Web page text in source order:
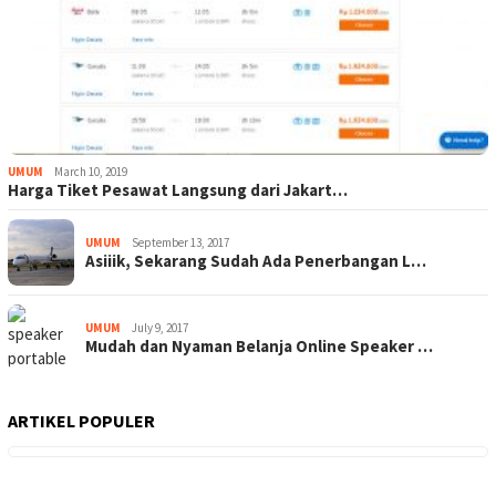
UMUM March 10, 2019
Harga Tiket Pesawat Langsung dari Jakart…
UMUM September 13, 2017
Asiiik, Sekarang Sudah Ada Penerbangan L…
UMUM July 9, 2017
Mudah dan Nyaman Belanja Online Speaker …
ARTIKEL POPULER